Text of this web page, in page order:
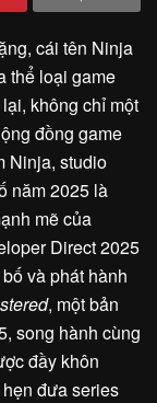
cái tên Ninja
thể loại game
không chỉ một
đồng game
Ninja, studio
năm 2025 là
mẽ của
Direct 2025
và phát hành
, một bản
song hành cùng
đầy khôn
đưa series